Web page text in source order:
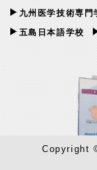
九州医学技術専門
五島日本語学校
Copyright